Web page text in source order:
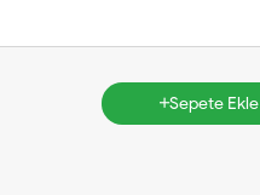
Sepete Ekle